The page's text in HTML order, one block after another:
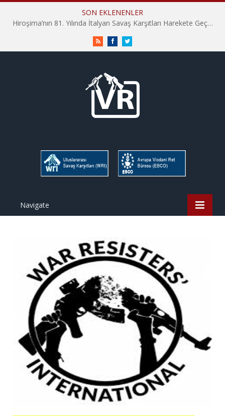
SON EKLENENLER
Hiroşima’nın 81. Yılında İtalyan Savaş Karşıtları Harekete Geçti: “Hatırlamak yeterli değil”
RSS FacebookTwitter
Navigate